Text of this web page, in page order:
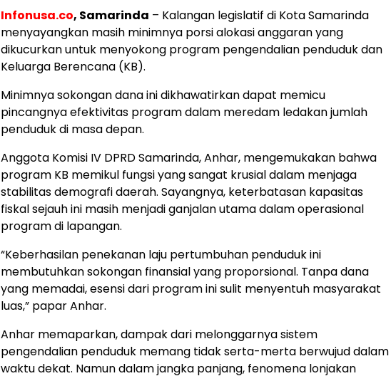
Infonusa.co, Samarinda – Kalangan legislatif di Kota Samarinda
menyayangkan masih minimnya porsi alokasi anggaran yang
dikucurkan untuk menyokong program pengendalian penduduk dan
Keluarga Berencana (KB).
​Minimnya sokongan dana ini dikhawatirkan dapat memicu
pincangnya efektivitas program dalam meredam ledakan jumlah
penduduk di masa depan.
​Anggota Komisi IV DPRD Samarinda, Anhar, mengemukakan bahwa
program KB memikul fungsi yang sangat krusial dalam menjaga
stabilitas demografi daerah. Sayangnya, keterbatasan kapasitas
fiskal sejauh ini masih menjadi ganjalan utama dalam operasional
program di lapangan.
​“Keberhasilan penekanan laju pertumbuhan penduduk ini
membutuhkan sokongan finansial yang proporsional. Tanpa dana
yang memadai, esensi dari program ini sulit menyentuh masyarakat
luas,” papar Anhar.
​Anhar memaparkan, dampak dari melonggarnya sistem
pengendalian penduduk memang tidak serta-merta berwujud dalam
waktu dekat. Namun dalam jangka panjang, fenomena lonjakan